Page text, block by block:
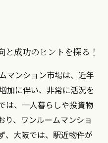
成功のヒントを探る！
マンション市場は、近年
加に伴い、非常に活況を
は、一人暮らしや投資物
り、ワンルームマンショ
、大阪では、駅近物件が